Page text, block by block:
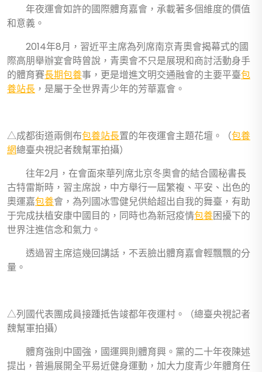
年夜運會如許的國際體育嘉會，承載著多個維度的價值
和意義。
2014年8月，習近平主席為列席南京青奧會揭幕式的國
際高朋舉辦宴會時曾說，青奧會不只是展現和商討活動身手
的體育賽長期包養事，更是增進文明交通融會的主要平臺包
養站長 ，是屬于全世界青少年的芳華嘉會。
△成都街道兩側布包養站長置的年夜運會主題花壇。（包養
網總臺央視記者魏幫軍拍攝）
往年2月，在會面來華列席北京冬奧會的結合國秘書長
古特雷斯時，習主席說，中方舉行一屆繁複、平安、出色的
奧運嘉包養會，為列國冰雪健兒供給超出自我的舞臺，有助
于完成扶植安康中國目的，同時也為新冠疫情包養困擾下的
世界注進信念和氣力。
透過習主席這幾回講話，不丟臉出體育嘉會輕飄飄的分
量。
△列國代表團成員接踵抵告竣都年夜運村。（總臺央視記者
魏幫軍拍攝）
體育強則中國強，國運興則體育興。黨的二十年夜陳述
提出，普遍展開全平易近健身運動，加大力度青少年體育任